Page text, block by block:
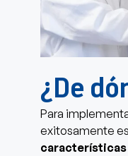
¿De
Para
exitosamente